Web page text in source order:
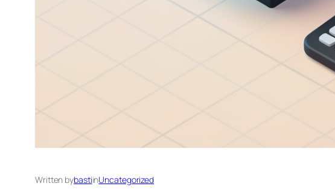
Written bybastiinUncategorized